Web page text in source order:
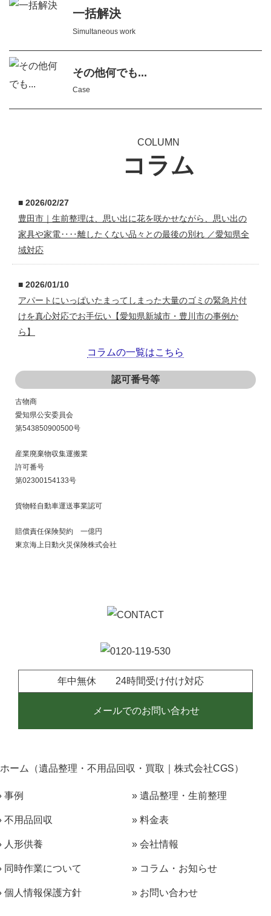
一括解決
Simultaneous work
その他何でも...
Case
COLUMN
コラム
■ 2026/02/27
豊田市｜生前整理は、思い出に花を咲かせながら、思い出の
家具や家電‥‥離したくない品々との最後の別れ ／愛知県全
域対応
■ 2026/01/10
アパートにいっぱいたまってしまった大量のゴミの緊急片付
けを真心対応でお手伝い【愛知県新城市・豊川市の事例か
ら】
愛知県豊田市／森林や庭木の伐採の専門業者が『自慢のハス
クバーナー・ゼノア製のチェーンソー』をお売りします(希望
のお客様には実演指導付き)！！
■ 2025/04/12
冷蔵庫も洗濯機、エアコン、液晶テレビ等のリサイクル法電
化製品も『とにかく買って安く売る！』リサイクルショップ
■ 2025/01/03
安城市で市営住宅の『物置小屋の解体撤去』もお任せ｜安城
豊明市で『勉強机』の戸建て2階からの【搬出・回収・買い取
コラムの一覧はこちら
認可番号等
古物商
愛知県公安委員会
第543850900500号
産業廃棄物収集運搬業
許可番号
第02300154133号
貨物軽自動車運送事業認可
賠償責任保険契約 一億円
東京海上日動火災保険株式会社
年中無休 24時間受け付け対応
メールでのお問い合わせ
ホーム（遺品整理・不用品回収・買取｜株式会社CGS）
事例 » 遺品整理・生前整理
不用品回収 » 料金表
人形供養 » 会社情報
同時作業について » コラム・お知らせ
個人情報保護方針 » お問い合わせ